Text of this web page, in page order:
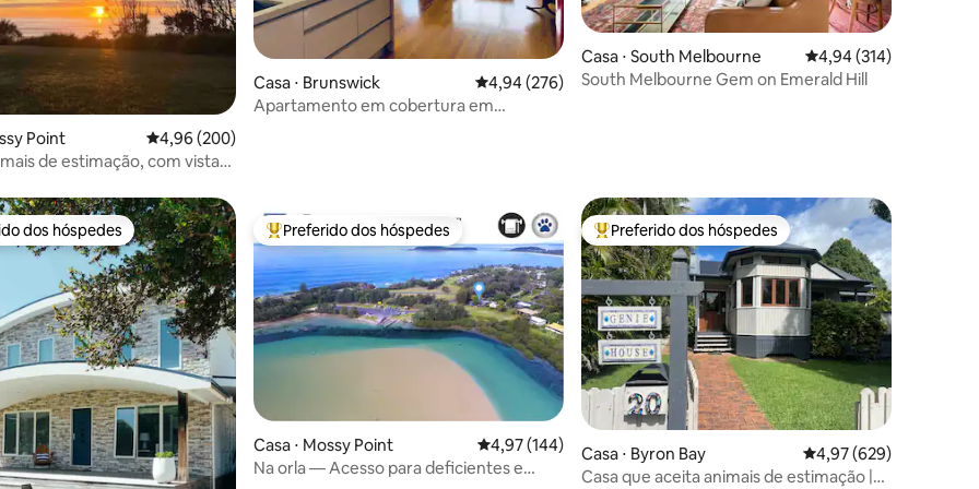
de 5, 198 avaliações
Point 4,96 de uma avaliação média de 5, 200 avaliações
4,96 (200)
de estimação, com vista
Casa ⋅ Brunswick 4,94 de uma avaliação média de 5, 276 avaliações
4,94 (276)
Apartamento em cobertura em
Casa ⋅ South Melbourne 4,94 de uma avaliação
4,94 (314)
South Melbourne Gem on Emerald Hill
de 5, 256 avaliações
preferidos dos hóspedes
dos hóspedes Entre os melhores preferidos dos hóspedes
Preferido dos hóspedes
Casa ⋅ Mossy Point 4,97 de uma avaliação média de 5, 144 avaliações
4,97 (144)
Na orla — Acesso para deficientes e
Entre os melhores preferidos dos hóspedes
Preferido dos hóspedes
Casa ⋅ Byron Bay 4,97 de uma avaliação
4,97 (629)
Casa que aceita animais de estimação |